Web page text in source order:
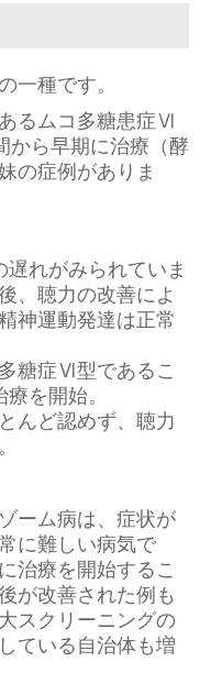
一種です。
るムコ多糖患症Ⅵ
から早期に治療（酵
の症例がありま
れがみられていま
、聴力の改善によ
神運動発達は正常
糖症Ⅵ型であるこ
を開始。
んど認めず、聴力
ーム病は、症状が
に難しい病気で
治療を開始するこ
が改善された例も
スクリーニングの
ている自治体も増